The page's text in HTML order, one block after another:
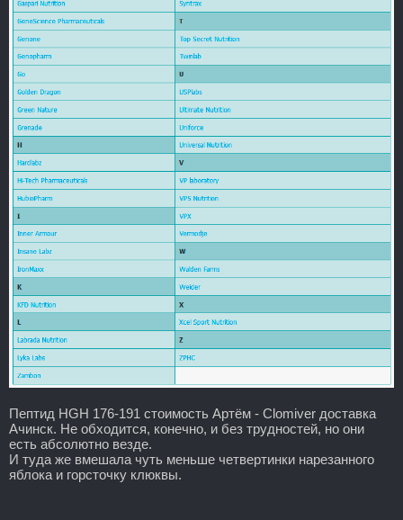
Пептид HGH 176-191 стоимость Артём - Clomiver доставка
Ачинск. Не обходится, конечно, и без трудностей, но они
есть абсолютно везде.
И туда же вмешала чуть меньше четвертинки нарезанного
яблока и горсточку клюквы.